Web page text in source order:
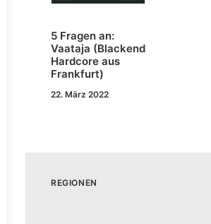
5 Fragen an:
Vaataja (Blackend
Hardcore aus
Frankfurt)
22. März 2022
REGIONEN